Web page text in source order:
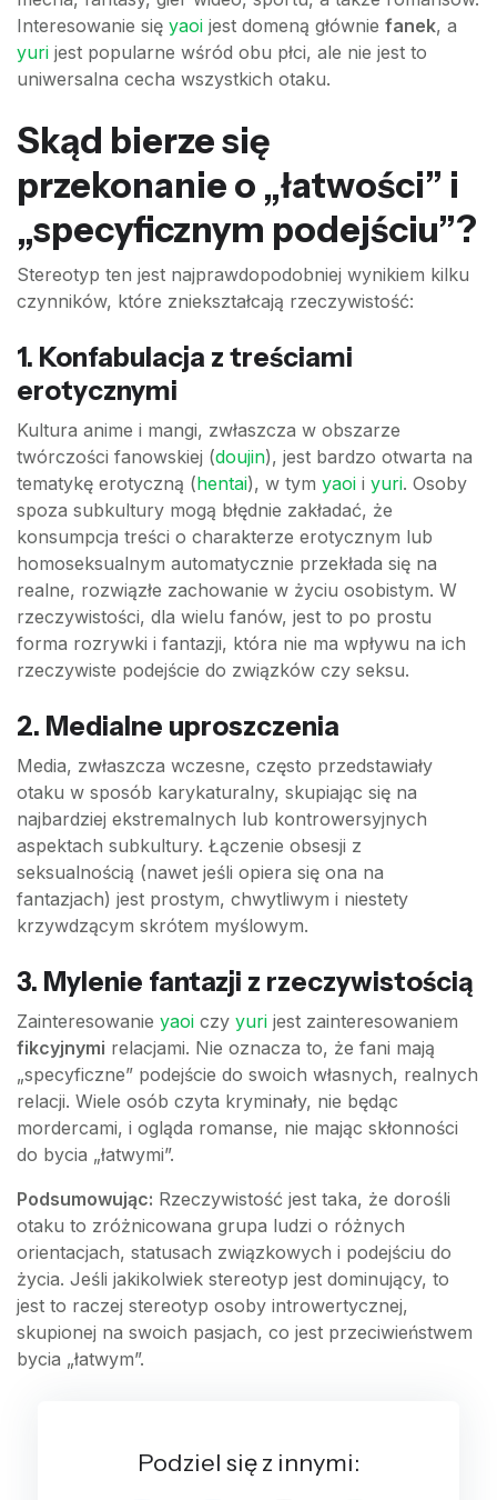
Interesowanie się yaoi jest domeną głównie fanek, a
yuri jest popularne wśród obu płci, ale nie jest to
uniwersalna cecha wszystkich otaku.
Skąd bierze się
przekonanie o „łatwości” i
„specyficznym podejściu”?
Stereotyp ten jest najprawdopodobniej wynikiem kilku
czynników, które zniekształcają rzeczywistość:
1. Konfabulacja z treściami
erotycznymi
Kultura anime i mangi, zwłaszcza w obszarze
twórczości fanowskiej (doujin), jest bardzo otwarta na
tematykę erotyczną (hentai), w tym yaoi i yuri. Osoby
spoza subkultury mogą błędnie zakładać, że
konsumpcja treści o charakterze erotycznym lub
homoseksualnym automatycznie przekłada się na
realne, rozwiązłe zachowanie w życiu osobistym. W
rzeczywistości, dla wielu fanów, jest to po prostu
forma rozrywki i fantazji, która nie ma wpływu na ich
rzeczywiste podejście do związków czy seksu.
2. Medialne uproszczenia
Media, zwłaszcza wczesne, często przedstawiały
otaku w sposób karykaturalny, skupiając się na
najbardziej ekstremalnych lub kontrowersyjnych
aspektach subkultury. Łączenie obsesji z
seksualnością (nawet jeśli opiera się ona na
fantazjach) jest prostym, chwytliwym i niestety
krzywdzącym skrótem myślowym.
3. Mylenie fantazji z rzeczywistością
Zainteresowanie yaoi czy yuri jest zainteresowaniem
fikcyjnymi relacjami. Nie oznacza to, że fani mają
„specyficzne” podejście do swoich własnych, realnych
relacji. Wiele osób czyta kryminały, nie będąc
mordercami, i ogląda romanse, nie mając skłonności
do bycia „łatwymi”.
Podsumowując: Rzeczywistość jest taka, że dorośli
otaku to zróżnicowana grupa ludzi o różnych
orientacjach, statusach związkowych i podejściu do
życia. Jeśli jakikolwiek stereotyp jest dominujący, to
jest to raczej stereotyp osoby introwertycznej,
skupionej na swoich pasjach, co jest przeciwieństwem
bycia „łatwym”.
Podziel się z innymi: